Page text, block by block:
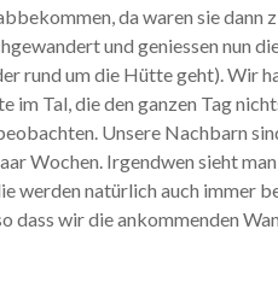
da waren sie dann
und geniessen nun
rund um die Hütte geht). Wir
Tal, die den ganzen Tag
Unsere Nachbarn
Wochen. Irgendwen sieht
werden natürlich auch immer
dass wir die ankommenden